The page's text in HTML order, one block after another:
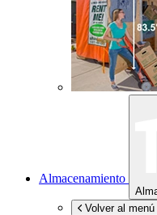
Almacenamiento
Volver al menú